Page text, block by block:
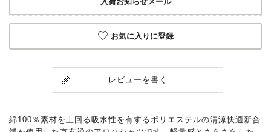
お気に入りに登録
レビューを書く
綿100％素材を上回る吸水性を有するポリエステルの清涼快適新合